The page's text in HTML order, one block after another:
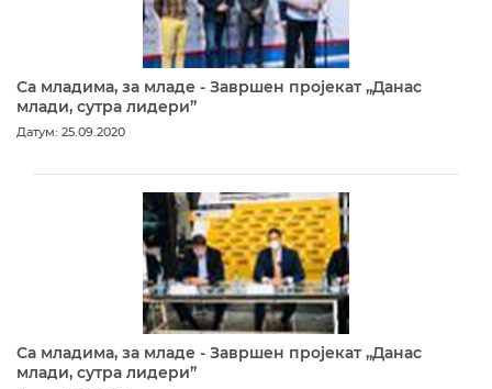
Са младима, за младе - Завршен пројекат „Данас
млади, сутра лидери”
Датум: 25.09.2020
Са младима, за младе - Завршен пројекат „Данас
млади, сутра лидери”